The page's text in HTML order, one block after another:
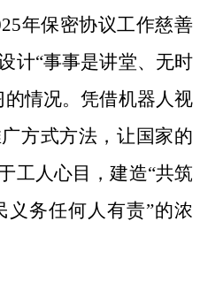
年保密协议工作慈善
计“事事是讲堂、无时
情况。凭借机器人视
方式方法，让国家的
工人心目，建造“共筑
义务任何人有责”的浓